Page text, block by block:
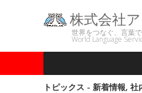
株式会社
世界をつなぐ、言葉
World Language
トピックス - 新着情報, 社